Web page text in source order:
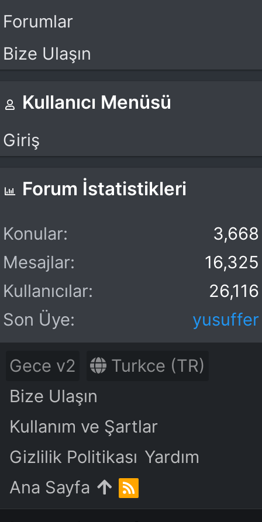
Forumlar
Bize Ulaşın
Kullanıcı Menüsü
Giriş
Forum İstatistikleri
Konular
3,668
Mesajlar
16,325
Kullanıcılar
26,116
Son Üye
yusuffer
Gece v2
Turkce (TR)
Bize Ulaşın
Kullanım ve Şartlar
Gizlilik Politikası Yardım
Ana Sayfa
R
S